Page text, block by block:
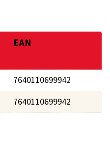
EAN
7640110699942
7640110699942